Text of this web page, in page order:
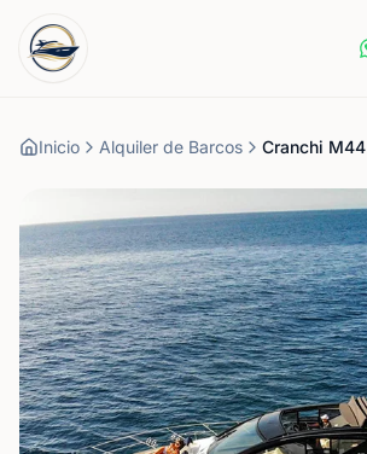
Inicio Alquiler de Barcos Cranchi M44